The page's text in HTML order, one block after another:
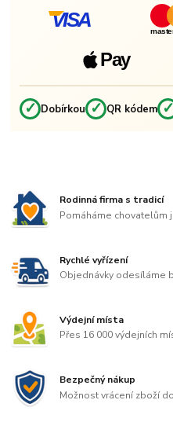
VISA
Pay
✓ Dobírkou ✓ QR kódem
Rodinná firma s tradicí
Pomáháme chovatelům
Rychlé vyřízení
Objednávky odesíláme
Výdejní místa
Přes 16 000 výdejních
Bezpečný nákup
Možnost vrácení zboží